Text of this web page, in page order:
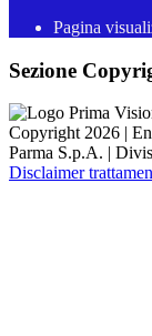
Pagina
Sezione
Copyright 2026 |
Parma S.p.A. |
Disclaimer